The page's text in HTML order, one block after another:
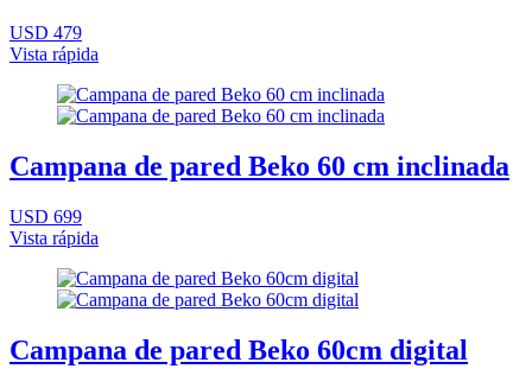
USD 479
Vista rápida
Campana de pared Beko 60 cm inclinada
USD 699
Vista rápida
Campana de pared Beko 60cm digital